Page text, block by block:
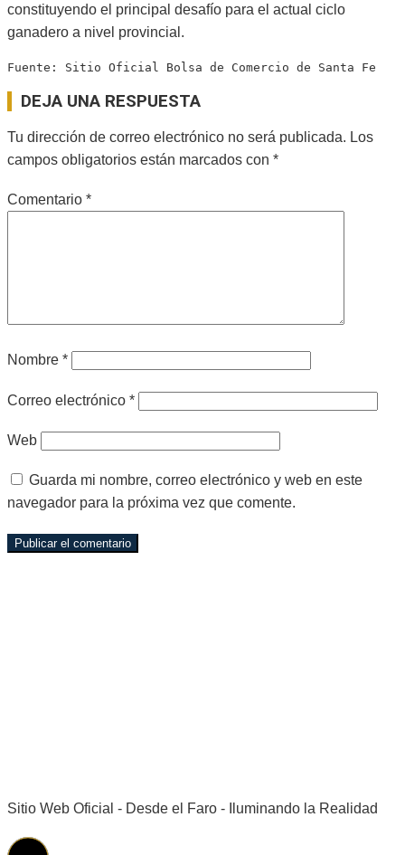
constituyendo el principal desafío para el actual ciclo
ganadero a nivel provincial.
Fuente: Sitio Oficial Bolsa de Comercio de Santa Fe
2024-
10-
13
DEJA UNA RESPUESTA
Tu dirección de correo electrónico no será publicada. Los
campos obligatorios están marcados con *
Comentario *
Nombre *
Correo electrónico *
Web
Guarda mi nombre, correo electrónico y web en este
navegador para la próxima vez que comente.
Sitio Web Oficial - Desde el Faro - Iluminando la Realidad